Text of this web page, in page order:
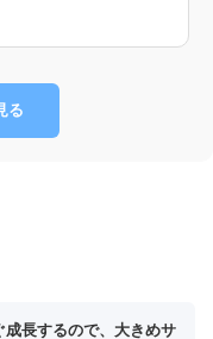
る
長するので、大きめサ